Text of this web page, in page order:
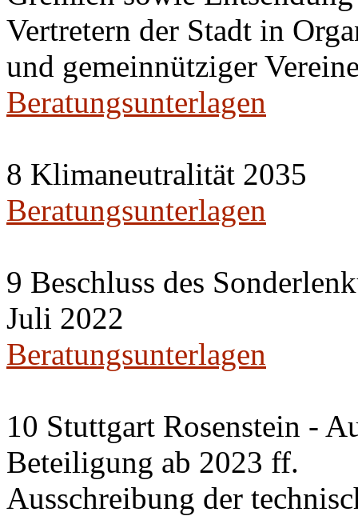
Vertretern der Stadt in
und gemeinnütziger
Beratungsunterlagen
8 Klimaneutralität 2035
Beratungsunterlagen
9 Beschluss des
Juli 2022
Beratungsunterlagen
10 Stuttgart Rosenstein -
Beteiligung ab 2023 ff.
Ausschreibung der